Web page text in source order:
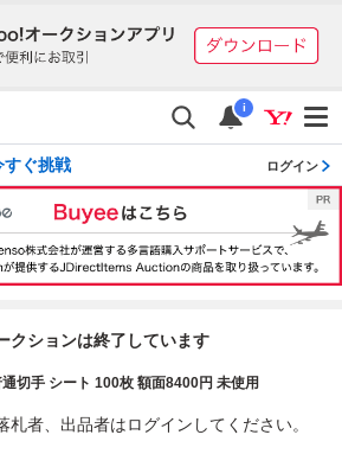
i
ぐ挑戦 ログイン
クションは終了しています
切手 シート 100枚 額面8400円 未使用
札者、出品者はログインしてください。